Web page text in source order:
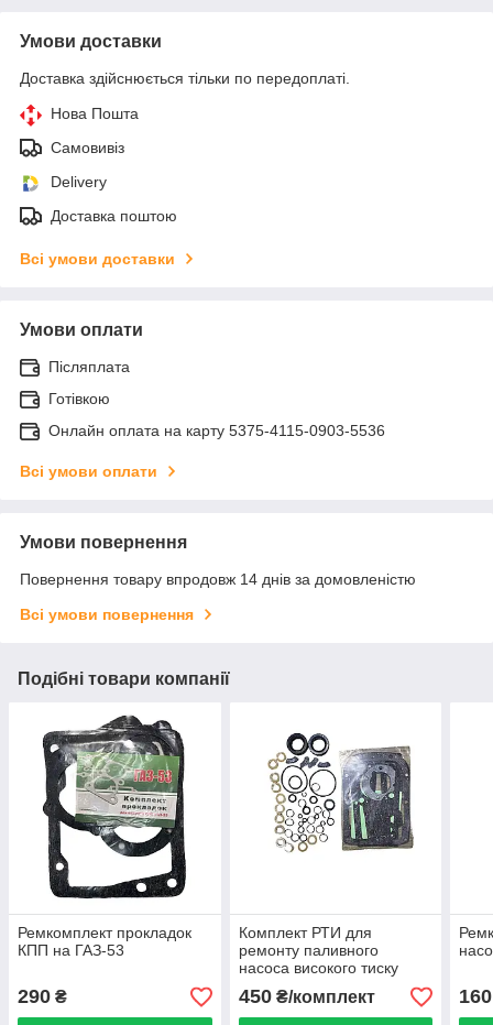
Умови доставки
Доставка здійснюється тільки по передоплаті.
Нова Пошта
Самовивіз
Delivery
Доставка поштою
Всі умови доставки
Умови оплати
Післяплата
Готівкою
Онлайн оплата на карту 5375-4115-0903-5536
Всі умови оплати
Умови повернення
Повернення товару впродовж 14 днів за домовленістю
Всі умови повернення
Подібні товари компанії
Ремкомплект прокладок
КПП на ГАЗ-53
290 ₴
Комплект РТИ для
ремонту паливного
насоса високого тиску
двигунів ЯМЗ 236-240
450₴/комплект 160